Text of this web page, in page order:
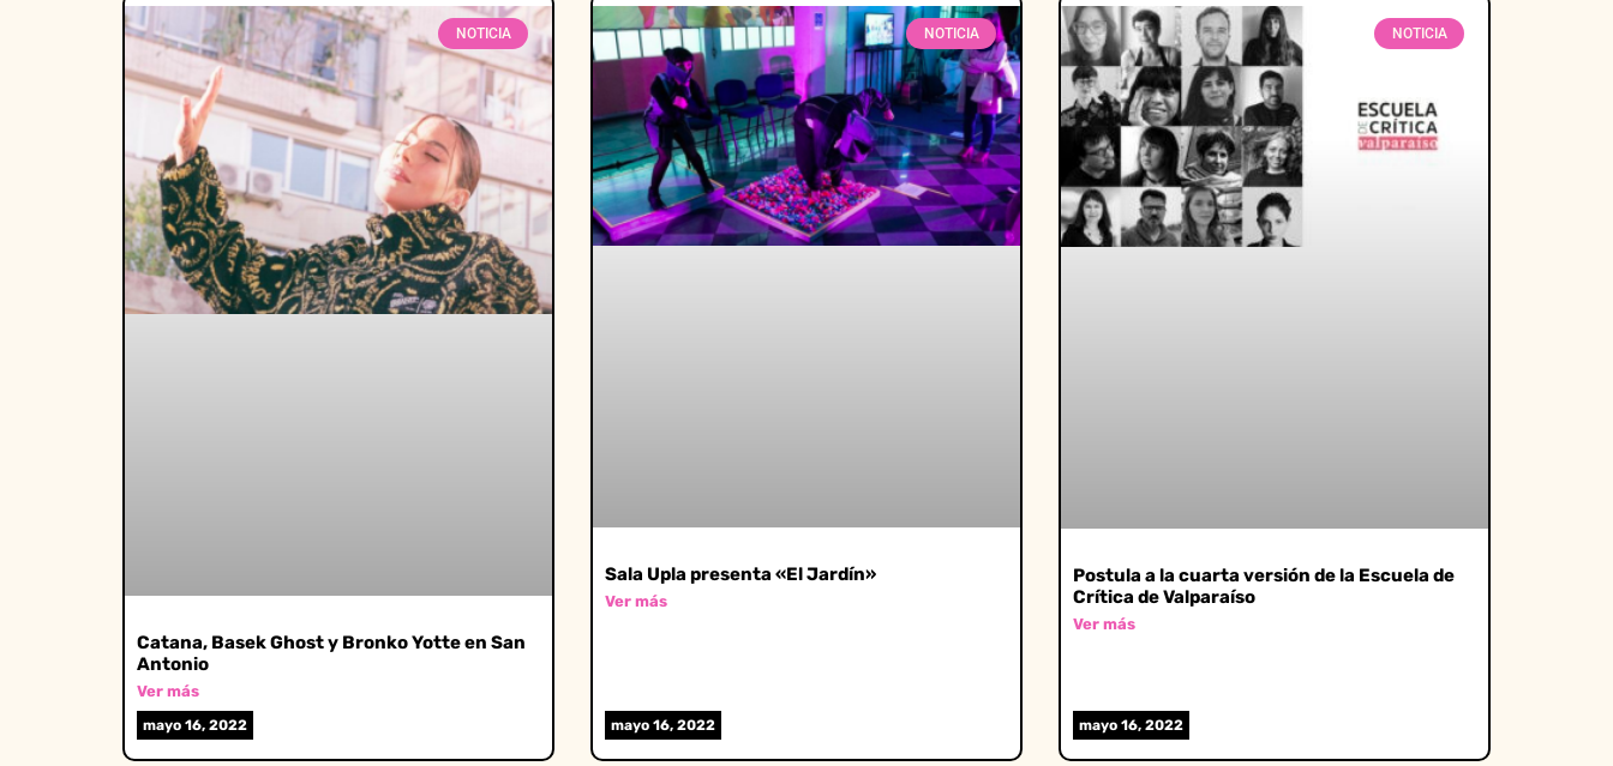
NOTICIA
Catana, Basek Ghost y Bronko Yotte en San
Antonio
Ver más
mayo 16, 2022
NOTICIA
Sala Upla presenta «El Jardín»
Ver más
mayo 16, 2022
NOTICIA
Postula a la cuarta versión de la Escuela de
Crítica de Valparaíso
Ver más
mayo 16, 2022